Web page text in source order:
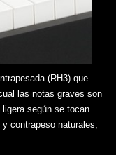
(RH3) que
las notas graves son
según se tocan
contrapeso naturales,